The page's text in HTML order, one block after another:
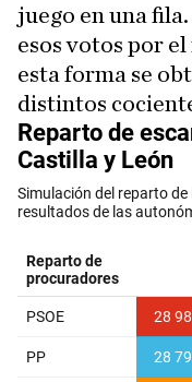
juego en una
esos votos por
esta forma se
distintos